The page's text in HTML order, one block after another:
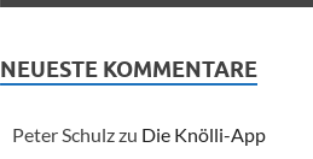
NEUESTE KOMMENTARE
Peter Schulzzu Die Knölli-App